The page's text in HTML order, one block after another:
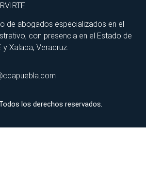
de abogados especializados en el
con presencia en el Estado de
y Xalapa, Veracruz.
los derechos reservados.